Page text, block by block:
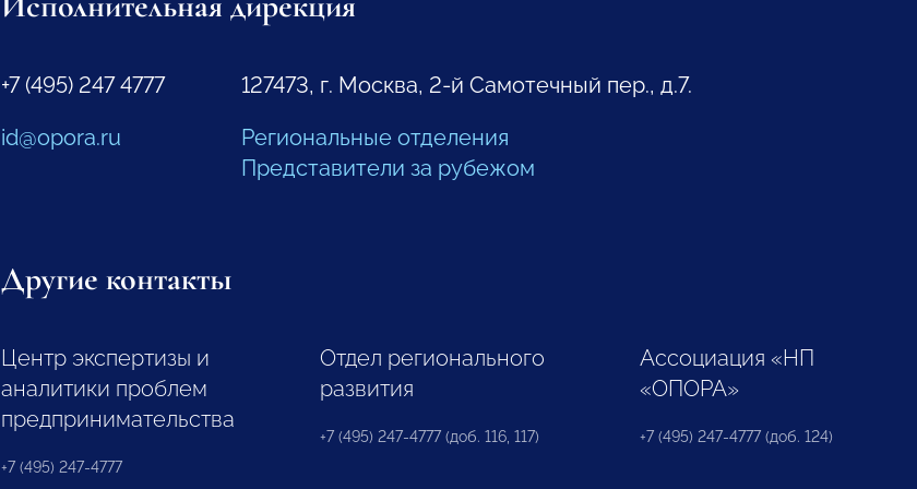
+7 (495) 247 4777
id@opora.ru
127473, г. Москва, 2-й Самотечный пер., д.7.
Региональные отделения
Представители за рубежом
Другие контакты
Центр экспертизы и
аналитики проблем
предпринимательства
+7 (495) 247-4777
Отдел регионального
развития
+7 (495) 247-4777 (доб. 116, 117)
Ассоциация «НП
«ОПОРА»
+7 (495) 247-4777 (доб. 124)